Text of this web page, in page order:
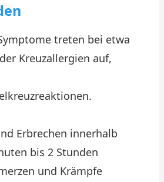
treten bei etwa
Kreuzallergien auf,
Erbrechen innerhalb
bis 2 Stunden
und Krämpfe